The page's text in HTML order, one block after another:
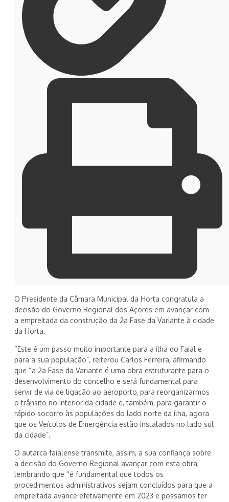
O Presidente da Câmara Municipal da Horta congratula a
decisão do Governo Regional dos Açores em avançar com
a empreitada da construção da 2a Fase da Variante à cidade
da Horta.
“Este é um passo muito importante para a ilha do Faial e
para a sua população”, reiterou Carlos Ferreira, afirmando
que “a 2a Fase da Variante é uma obra estruturante para o
desenvolvimento do concelho e será fundamental para
servir de via de ligação ao aeroporto, para reorganizarmos
o trânsito no interior da cidade e, também, para garantir o
rápido socorro às populações do lado norte da ilha, agora
que os Veículos de Emergência estão instalados no lado sul
da cidade”.
O autarca faialense transmite, assim, a sua confiança sobre
a decisão do Governo Regional avançar com esta obra,
lembrando que “é fundamental que todos os
procedimentos administrativos sejam concluídos para que a
empreitada avance efetivamente em 2023 e possamos ter